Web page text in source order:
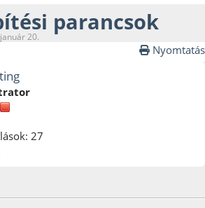
parancsok
20.
Nyomtatás
27